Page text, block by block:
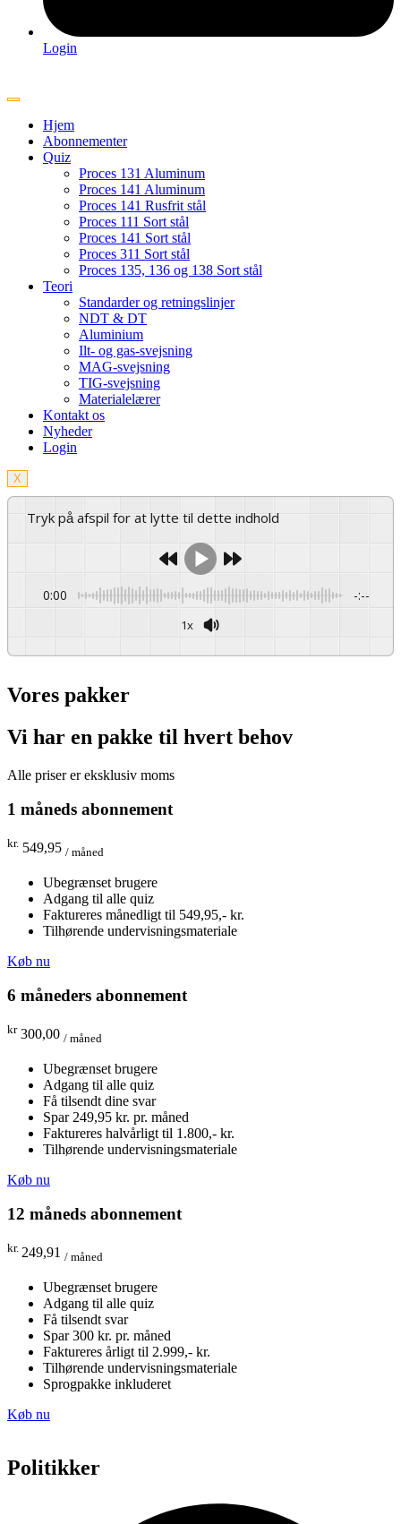
Login
Hjem
Abonnementer
Quiz
Proces 131 Aluminum
Proces 141 Aluminum
Proces 141 Rusfrit stål
Proces 111 Sort stål
Proces 141 Sort stål
Proces 311 Sort stål
Proces 135, 136 og 138 Sort stål
Teori
Standarder og retningslinjer
NDT & DT
Aluminium
Ilt- og gas-svejsning
MAG-svejsning
TIG-svejsning
Materialelærer
Kontakt os
Nyheder
Login
X
Tryk på afspil for at lytte til dette indhold
0:00 -:--
1x
Vores pakker
Vi har en pakke til hvert behov
Alle priser er eksklusiv moms
1 måneds abonnement
kr. 549,95 / måned
Ubegrænset brugere
Adgang til alle quiz
Faktureres månedligt til 549,95,- kr.
Tilhørende undervisningsmateriale
Køb nu
6 måneders abonnement
kr 300,00 / måned
Ubegrænset brugere
Adgang til alle quiz
Få tilsendt dine svar
Spar 249,95 kr. pr. måned
Faktureres halvårligt til 1.800,- kr.
Tilhørende undervisningsmateriale
Køb nu
12 måneds abonnement
kr. 249,91 / måned
Ubegrænset brugere
Adgang til alle quiz
Få tilsendt svar
Spar 300 kr. pr. måned
Faktureres årligt til 2.999,- kr.
Tilhørende undervisningsmateriale
Sprogpakke inkluderet
Køb nu
Politikker